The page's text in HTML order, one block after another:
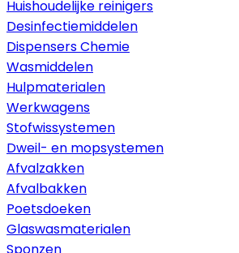
Huishoudelijke reinigers
Desinfectiemiddelen
Dispensers Chemie
Wasmiddelen
Hulpmaterialen
Werkwagens
Stofwissystemen
Dweil- en mopsystemen
Afvalzakken
Afvalbakken
Poetsdoeken
Glaswasmaterialen
Sponzen